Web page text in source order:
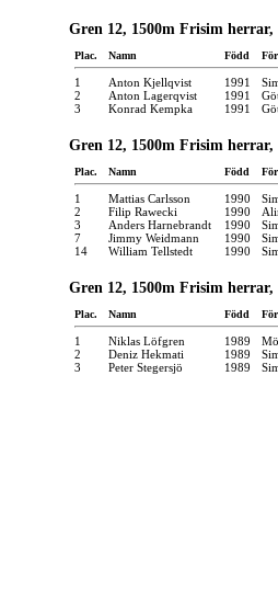
Gren 12, 1500m Frisim herrar,
Plac. Namn Född
1 Anton Kjellqvist 1991
2
Anton Lagerqvist 1991
3
Konrad Kempka 1991
Gren 12, 1500m Frisim herrar,
Plac. Namn Född
1 Mattias Carlsson 1990
2
Filip Rawecki 1990
3
Anders Harnebrandt 1990
7
Jimmy Weidmann 1990
14
William Tellstedt 1990
Gren 12, 1500m Frisim herrar,
Plac. Namn Född
1 Niklas Löfgren 1989
2
Deniz Hekmati 1989
3
Peter Stegersjö 1989